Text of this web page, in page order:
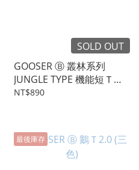
SOLD OUT
GOOSER Ⓑ 叢林系列
JUNGLE TYPE 機能短Ｔ
(new*重磅)
NT$890
最後庫存